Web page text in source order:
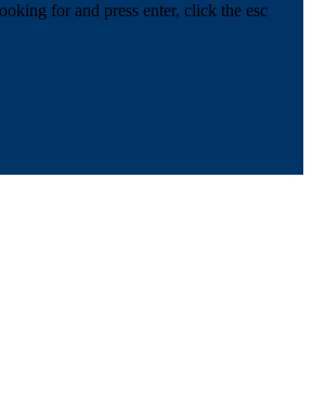
for and press enter, click the esc